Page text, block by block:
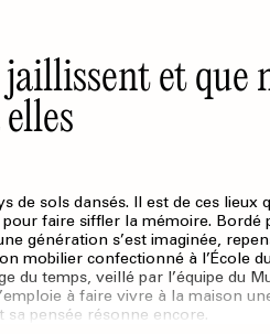
et que
de sols dansés. Il est de ces lieux
faire siffler la mémoire. Bordé
génération s’est imaginée,
mobilier confectionné à l’École
du temps, veillé par l’équipe du
à faire vivre à la maison
pensée résonne encore.